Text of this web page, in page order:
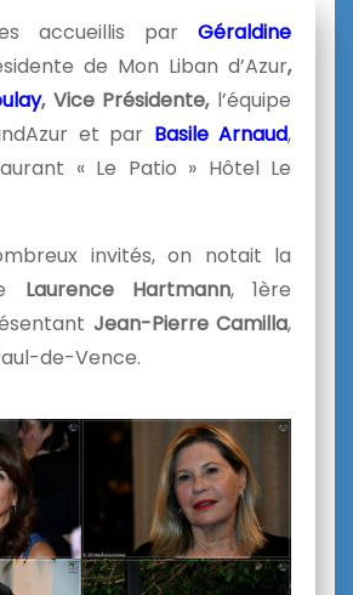
accueillis par Géraldine
de Mon Liban d’Azur,
, Vice Présidente,l’équipe
et par Basile Arnaud,
« Le Patio » Hôtel Le
invités, on notait la
Laurence Hartmann, 1ère
Jean-Pierre Camilla,
de-Vence.